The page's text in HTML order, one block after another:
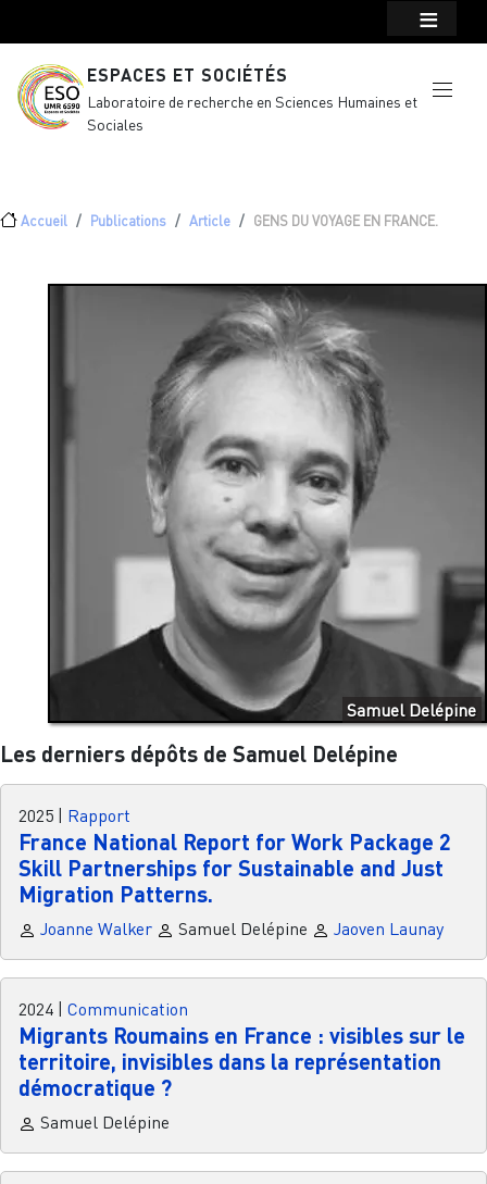
ESPACES ET SOCIÉTÉS
Laboratoire de recherche en Sciences Humaines et
Sociales
Fil d'Ariane
Accueil Publications Article GENS DU VOYAGE EN FRANCE.
Samuel Delépine
Les derniers dépôts de Samuel Delépine
2025 Rapport
France National Report for Work Package 2
Skill Partnerships for Sustainable and Just
Migration Patterns.
Joanne Walker Samuel Delépine Jaoven Launay
2024 Communication
Migrants Roumains en France : visibles sur le
territoire, invisibles dans la représentation
démocratique ?
Samuel Delépine